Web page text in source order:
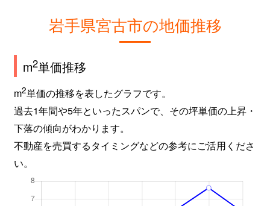
岩手県宮古市の地価推移
m2単価推移
m2単価の推移を表したグラフです。
過去1年間や5年といったスパンで、その坪単価の上昇・
下落の傾向がわかります。
不動産を売買するタイミングなどの参考にご活用くださ
い。